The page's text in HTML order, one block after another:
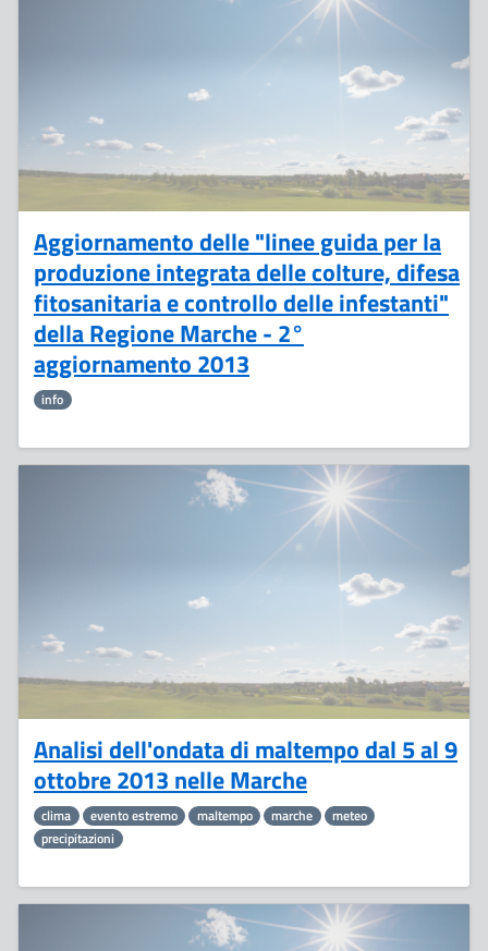
Aggiornamento delle "linee guida per la
produzione integrata delle colture, difesa
fitosanitaria e controllo delle infestanti"
della Regione Marche - 2°
aggiornamento 2013
info
Analisi dell'ondata di maltempo dal 5 al 9
ottobre 2013 nelle Marche
clima evento estremo maltempo marche
meteo
precipitazioni